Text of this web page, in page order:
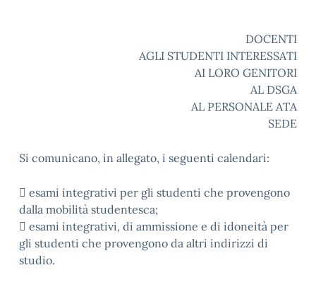
DOCENTI
AGLI STUDENTI INTERESSATI
AI LORO GENITORI
AL DSGA
AL PERSONALE ATA
SEDE
Si comunicano, in allegato, i seguenti calendari:
 esami integrativi per gli studenti che provengono
dalla mobilità studentesca;
 esami integrativi, di ammissione e di idoneità per
gli studenti che provengono da altri indirizzi di
studio.